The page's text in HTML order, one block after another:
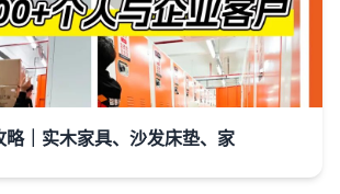
略｜实木家具、沙发床垫、家